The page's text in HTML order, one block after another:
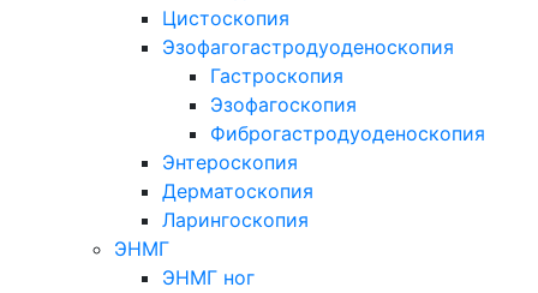
Цистоскопия
Эзофагогастродуоденоскопия
Гастроскопия
Эзофагоскопия
Фиброгастродуоденоскопия
Энтероскопия
Дерматоскопия
Ларингоскопия
ЭНМГ
ЭНМГ ног